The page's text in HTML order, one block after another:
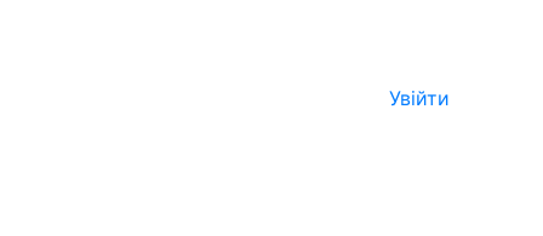
Увійти